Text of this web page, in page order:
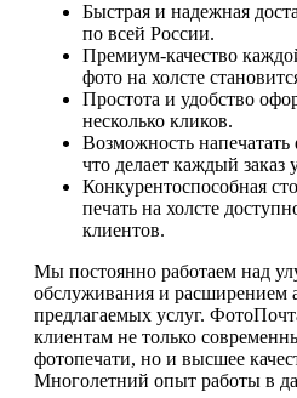
Быстрая и надежная
по всей России.
Премиум-качество
фото на холсте
Простота и удобство
несколько кликов.
Возможность
что делает каждый заказ
Конкурентоспособная
печать на холсте
клиентов.
Мы постоянно работаем над
обслуживания и расширением
предлагаемых услуг.
клиентам не только
фотопечати, но и высшее
Многолетний опыт работы в